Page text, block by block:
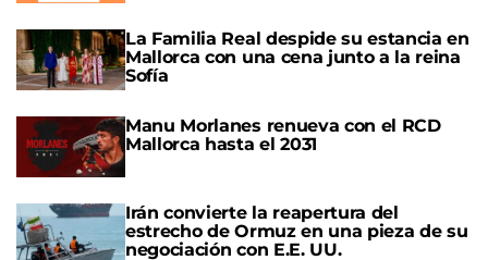
La Familia Real despide su estancia en
Mallorca con una cena junto a la reina
Sofía
Manu Morlanes renueva con el RCD
Mallorca hasta el 2031
Irán convierte la reapertura del
estrecho de Ormuz en una pieza de su
negociación con E.E. UU.